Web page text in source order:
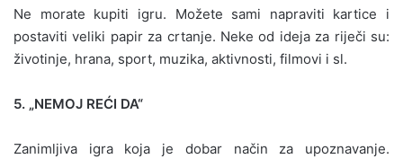
Ne morate kupiti igru. Možete sami napraviti kartice i
postaviti veliki papir za crtanje. Neke od ideja za riječi su:
životinje, hrana, sport, muzika, aktivnosti, filmovi i sl.
5. „NEMOJ REĆI DA“
Zanimljiva igra koja je dobar način za upoznavanje.